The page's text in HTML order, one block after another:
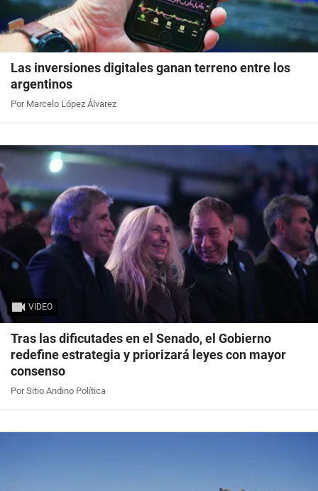
Las inversiones digitales ganan terreno entre los
argentinos
Por Marcelo López Álvarez
VIDEO
Tras las dificutades en el Senado, el Gobierno
redefine estrategia y priorizará leyes con mayor
consenso
Por Sitio Andino Política